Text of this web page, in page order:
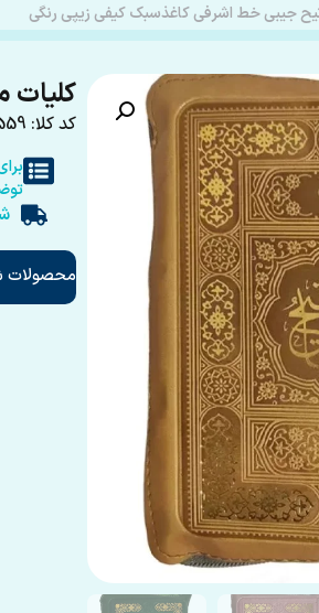
جیبی خط اشرفی کاغذسبک کیفی زیپی رنگی
کلیات
کد کلا: 121559
محصولات